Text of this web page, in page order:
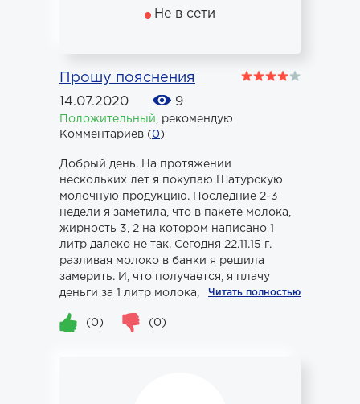
Не в сети
Прошу пояснения
14.07.2020 9
Положительный
рекомендую
Комментариев (0)
Добрый день. На протяжении
нескольких лет я покупаю Шатурскую
молочную продукцию. Последние 2-3
недели я заметила, что в пакете молока,
жирность 3, 2 на котором написано 1
литр далеко не так. Сегодня 22.11.15 г.
разливая молоко в банки я решила
замерить. И, что получается, я плачу
деньги за 1 литр молока, а п...Читать полностью
(0) (0)